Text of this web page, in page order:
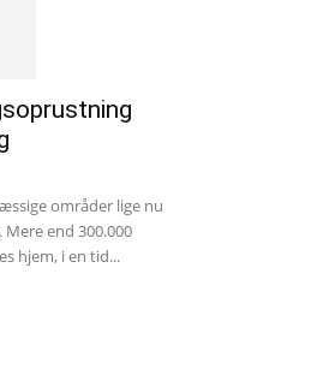
områder lige nu
end 300.000
hjem, i en tid...